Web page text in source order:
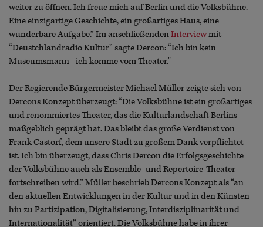
weiter zu öffnen. Ich freue mich auf Berlin und die Volksbühne.
Eine einzigartige Geschichte, ein großartiges Haus, eine
wunderbare Aufgabe.” Im anschließendenInterviewmit
“Deustchlandradio Kultur” sagte Dercon: “Ich bin kein
Museumsmann - ich komme vom Theater."
Der Regierende Bürgermeister Michael Müller zeigte sich von
Dercons Konzept überzeugt: “Die Volksbühne ist ein großartiges
und renommiertes Theater, das die Kulturlandschaft Berlins
maßgeblich geprägt hat. Das bleibt das große Verdienst von
Frank Castorf, dem unsere Stadt zu großem Dank verpflichtet
ist. Ich bin überzeugt, dass Chris Dercon die Erfolgsgeschichte
der Volksbühne auch als Ensemble- und Repertoire-Theater
fortschreiben wird.” Müller beschrieb Dercons Konzept als “an
den aktuellen Entwicklungen in der Kultur und in den Künsten
hin zu Partizipation, Digitalisierung, Interdisziplinarität und
Internationalität” orientiert. Die Volksbühne habe in ihrer